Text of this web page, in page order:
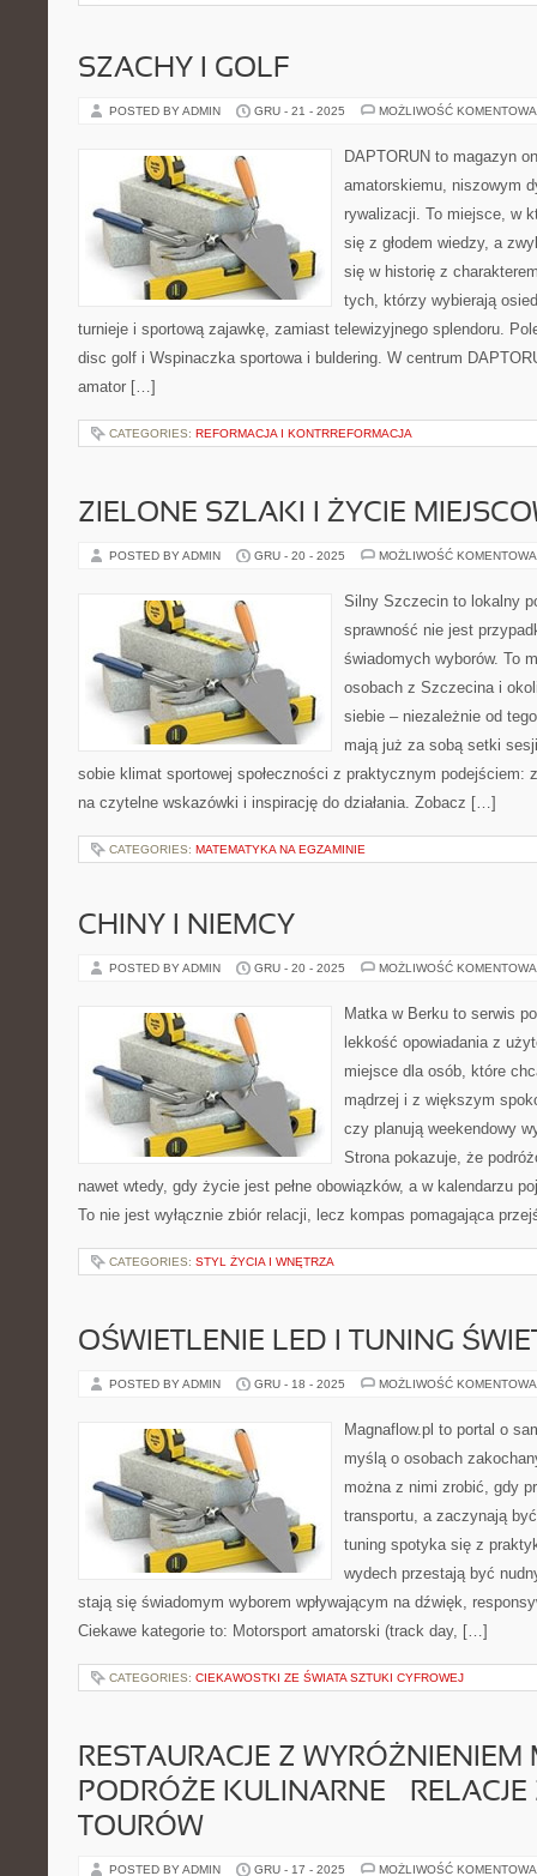
SZACHY I GOLF
POSTED BY ADMIN GRU - 21 - 2025 MOŻLIWOŚĆ
DAPTORUN to magazyn
amatorskiemu, niszowym
rywalizacji. To miejsce, w
się z głodem wiedzy, a
się w historię z
tych, którzy wybierają
turnieje i sportową zajawkę, zamiast telewizyjnego splendoru.
disc golf i Wspinaczka sportowa i buldering. W centrum
amator […]
CATEGORIES: REFORMACJA I KONTRREFORMACJA
ZIELONE SZLAKI I ŻYCIE
POSTED BY ADMIN GRU - 20 - 2025 MOŻLIWOŚĆ
Silny Szczecin to lokalny
sprawność nie jest
świadomych wyborów. To
osobach z Szczecina i
siebie – niezależnie od
mają już za sobą setki
sobie klimat sportowej społeczności z praktycznym podejściem:
na czytelne wskazówki i inspirację do działania. Zobacz […]
CATEGORIES: MATEMATYKA NA EGZAMINIE
CHINY I NIEMCY
POSTED BY ADMIN GRU - 20 - 2025 MOŻLIWOŚĆ
Matka w Berku to serwis
lekkość opowiadania z
miejsce dla osób, które
mądrzej i z większym
czy planują weekendowy
Strona pokazuje, że
nawet wtedy, gdy życie jest pełne obowiązków, a w kalendarzu
To nie jest wyłącznie zbiór relacji, lecz kompas pomagająca
CATEGORIES: STYL ŻYCIA I WNĘTRZA
OŚWIETLENIE LED I TUNING
POSTED BY ADMIN GRU - 18 - 2025 MOŻLIWOŚĆ
Magnaflow.pl to portal o
myślą o osobach
można z nimi zrobić, gdy
transportu, a zaczynają
tuning spotyka się z
wydech przestają być
stają się świadomym wyborem wpływającym na dźwięk,
Ciekawe kategorie to: Motorsport amatorski (track day, […]
CATEGORIES: CIEKAWOSTKI ZE ŚWIATA SZTUKI CYFROWEJ
RESTAURACJE Z WYRÓŻNIENIEM
PODRÓŻE KULINARNE –
TOURÓW
POSTED BY ADMIN GRU - 17 - 2025 MOŻLIWOŚĆ